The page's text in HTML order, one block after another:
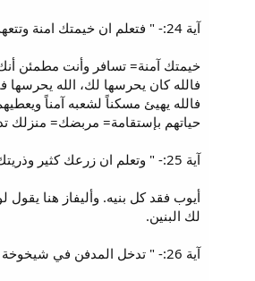
آية 24:- " فتعلم ان خيمتك امنة وتتعهد مربضك ولا تفقد شيئا".
خيمتك آمنة= تسافر وأنت مطمئن
فالله كان يحرسها لك، الله
فالله يهيئ مسكناً لشعبه آمناً
حياتهم بإستقامة= مربضك= منزلك
آية 25:- " وتعلم ان زرعك كثير وذريتك كعشب الارض".
أيوب فقد كل بنيه. وأليفاز هنا
لك البنين.
آية 26:- " تدخل المدفن في شيخوخة كرفع الكدس في اوانه".